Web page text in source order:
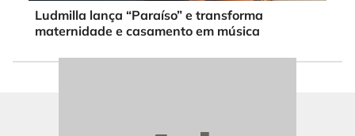
Ludmilla lança “Paraíso” e transforma
maternidade e casamento em música